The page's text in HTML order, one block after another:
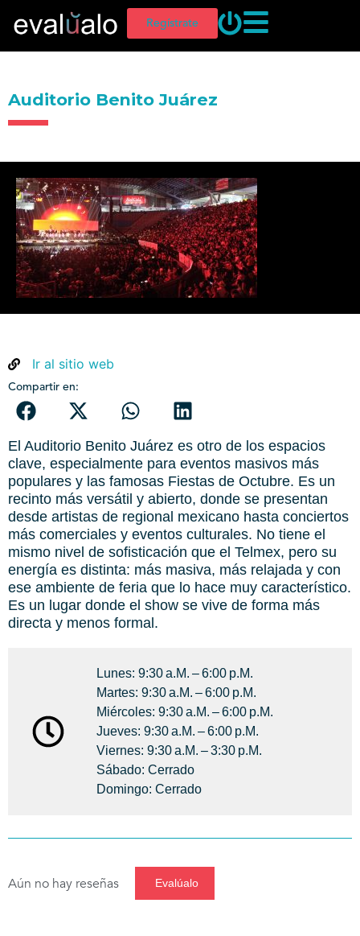
Regístrate
Auditorio Benito Juárez
Ir al sitio web
Compartir en:
El Auditorio Benito Juárez es otro de los espacios
clave, especialmente para eventos masivos más
populares y las famosas Fiestas de Octubre. Es un
recinto más versátil y abierto, donde se presentan
desde artistas de regional mexicano hasta conciertos
más comerciales y eventos culturales. No tiene el
mismo nivel de sofisticación que el Telmex, pero su
energía es distinta: más masiva, más relajada y con
ese ambiente de feria que lo hace muy característico.
Es un lugar donde el show se vive de forma más
directa y menos formal.
Lunes: 9:30 A.m. – 6:00 P.m.
Martes: 9:30 A.m. – 6:00 P.m.
Miércoles: 9:30 A.m. – 6:00 P.m.
Jueves: 9:30 A.m. – 6:00 P.m.
Viernes: 9:30 A.m. – 3:30 P.m.
Sábado: Cerrado
Domingo: Cerrado
Aún no hay reseñas Evalúalo